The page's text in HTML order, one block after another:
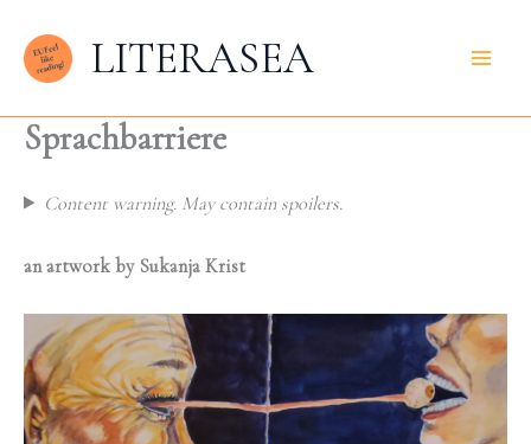
Inhalt
springen
LITERASEA
Sprachbarriere
Content warning. May contain spoilers.
an artwork by Sukanja Krist